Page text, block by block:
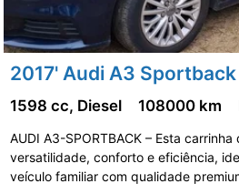
2017' Audi A3 Sportback
1598 cc, Diesel 108000 km
AUDI A3-SPORTBACK – Esta
versatilidade, conforto e eficiência,
veículo familiar com qualidade